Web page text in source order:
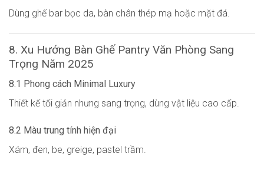
Dùng ghế bar bọc da, bàn chân thép mạ hoặc mặt đá.
8. Xu Hướng Bàn Ghế Pantry Văn Phòng Sang
Trọng Năm 2025
8.1 Phong cách Minimal Luxury
Thiết kế tối giản nhưng sang trọng, dùng vật liệu cao cấp.
8.2 Màu trung tính hiện đại
Xám, đen, be, greige, pastel trầm.